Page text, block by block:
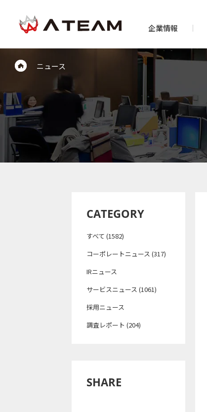
企業情報
ニュース
CATEGORY
すべて (1582)
コーポレートニュース (317)
IRニュース
サービスニュース (1061)
採用ニュース
調査レポート (204)
SHARE